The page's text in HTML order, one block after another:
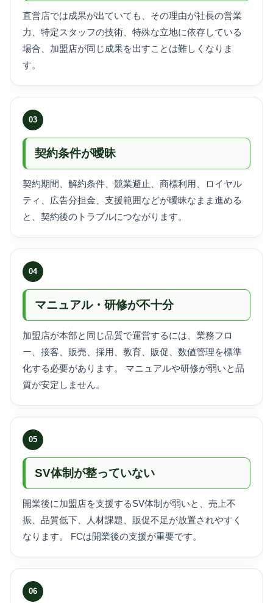
直営店では成果が出ていても、その理由が社長の営業
力、特定スタッフの技術、特殊な立地に依存している
場合、加盟店が同じ成果を出すことは難しくなりま
す。
03
契約条件が曖昧
契約期間、解約条件、競業避止、商標利用、ロイヤル
ティ、広告分担金、支援範囲などが曖昧なまま進める
と、契約後のトラブルにつながります。
04
マニュアル・研修が不十分
加盟店が本部と同じ品質で運営するには、業務フロ
ー、接客、販売、採用、教育、販促、数値管理を標準
化する必要があります。 マニュアルや研修が弱いと品
質が安定しません。
05
SV体制が整っていない
開業後に加盟店を支援するSV体制が弱いと、売上不
振、品質低下、人材課題、販促不足が放置されやすく
なります。 FCは開業後の支援が重要です。
06